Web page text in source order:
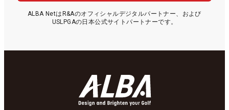
ALBA NetはR&Aのオフィシャルデジタルパートナー、および
USLPGAの日本公式サイトパートナーです。